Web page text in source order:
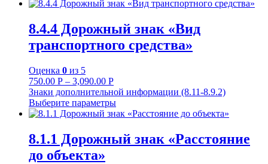
8.4.4 Дорожный знак «Вид
транспортного средства»
Оценка 0 из 5
750.00 Р – 3,090.00 Р
Знаки дополнительной информации (8.11-8.9.2)
Выберите параметры
8.1.1 Дорожный знак «Расстояние
до объекта»